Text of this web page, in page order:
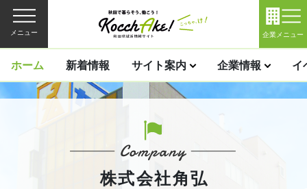
メニュー 企業メニュー
ホーム 新着情報 サイト案内 企業情報 イ
株式会社角弘